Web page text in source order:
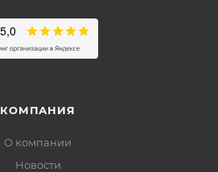
КОМПАНИЯ
О компании
Новости